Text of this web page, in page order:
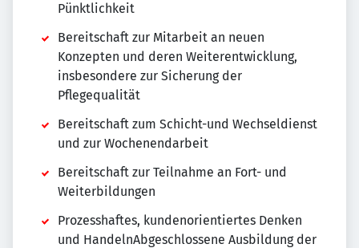
Pünktlichkeit
Bereitschaft zur Mitarbeit an neuen
Konzepten und deren Weiterentwicklung,
insbesondere zur Sicherung der
Pflegequalität
Bereitschaft zum Schicht-und Wechseldienst
und zur Wochenendarbeit
Bereitschaft zur Teilnahme an Fort- und
Weiterbildungen
Prozesshaftes, kundenorientiertes Denken
und HandelnAbgeschlossene Ausbildung der